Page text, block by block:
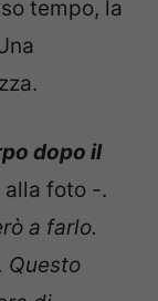
tempo, la
dopo il
foto -.
a farlo.
Questo